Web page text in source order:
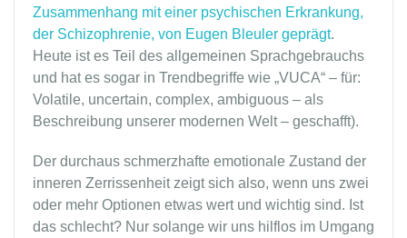
Zusammenhang mit einer psychischen Erkrankung,
der Schizophrenie, von Eugen Bleuler geprägt.
Heute ist es Teil des allgemeinen Sprachgebrauchs
und hat es sogar in Trendbegriffe wie „VUCA“ – für:
Volatile, uncertain, complex, ambiguous – als
Beschreibung unserer modernen Welt – geschafft).
Der durchaus schmerzhafte emotionale Zustand der
inneren Zerrissenheit zeigt sich also, wenn uns zwei
oder mehr Optionen etwas wert und wichtig sind. Ist
das schlecht? Nur solange wir uns hilflos im Umgang